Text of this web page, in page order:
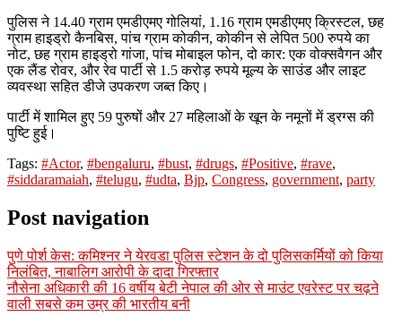
पुलिस ने 14.40 ग्राम एमडीएमए गोलियां, 1.16 ग्राम एमडीएमए क्रिस्टल, छह
ग्राम हाइड्रो कैनबिस, पांच ग्राम कोकीन, कोकीन से लेपित 500 रुपये का
नोट, छह ग्राम हाइड्रो गांजा, पांच मोबाइल फोन, दो कार: एक वोक्सवैगन और
एक लैंड रोवर, और रेव पार्टी से 1.5 करोड़ रुपये मूल्य के साउंड और लाइट
व्यवस्था सहित डीजे उपकरण जब्त किए।
पार्टी में शामिल हुए 59 पुरुषों और 27 महिलाओं के खून के नमूनों में ड्रग्स की
पुष्टि हुई।
Tags: #Actor, #bengaluru, #bust, #drugs, #Positive, #rave,
#siddaramaiah, #telugu, #udta, Bjp, Congress, government, party
Post navigation
पुणे पोर्श केस: कमिश्नर ने येरवडा पुलिस स्टेशन के दो पुलिसकर्मियों को किया
निलंबित, नाबालिग आरोपी के दादा गिरफ्तार
नौसेना अधिकारी की 16 वर्षीय बेटी नेपाल की ओर से माउंट एवरेस्ट पर चढ़ने
वाली सबसे कम उम्र की भारतीय बनी